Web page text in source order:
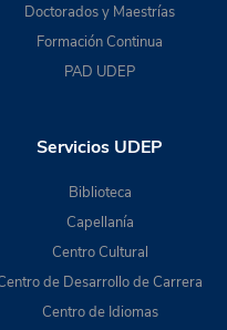
Doctorados y Maestrías
Formación Continua
PAD UDEP
Servicios UDEP
Biblioteca
Capellanía
Centro Cultural
de Desarrollo de Carrera
Centro de Idiomas